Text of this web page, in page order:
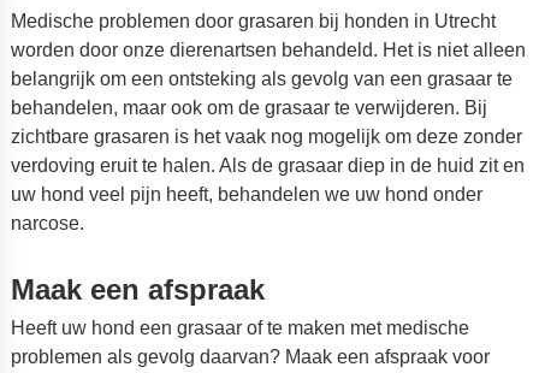
Medische problemen door grasaren bij honden in Utrecht
worden door onze dierenartsen behandeld. Het is niet alleen
belangrijk om een ontsteking als gevolg van een grasaar te
behandelen, maar ook om de grasaar te verwijderen. Bij
zichtbare grasaren is het vaak nog mogelijk om deze zonder
verdoving eruit te halen. Als de grasaar diep in de huid zit en
uw hond veel pijn heeft, behandelen we uw hond onder
narcose.
Maak een afspraak
Heeft uw hond een grasaar of te maken met medische
problemen als gevolg daarvan? Maak een afspraak voor